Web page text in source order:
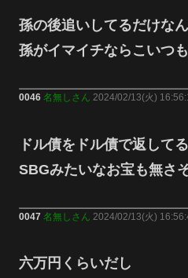
孫の後追いしてるだけな
孫がイマイチならこいつ
0046 名無しさん 2024/02/13(火)
ドル債をドル債で返して
SBGみたいなお宝も無さ
0047 名無しさん 2024/02/13(火)
六万円くらいだし